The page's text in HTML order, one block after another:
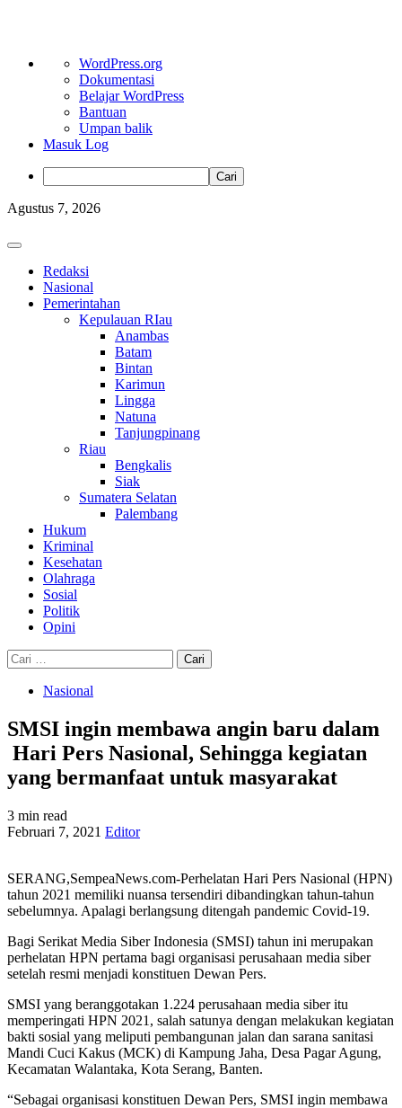
Tentang
WordPress
WordPress.org
Dokumentasi
Belajar WordPress
Bantuan
Umpan balik
Masuk Log
Cari
Skip
content
Agustus 7, 2026
Primary
Redaksi
Nasional
Pemerintahan
Kepulauan RIau
Anambas
Batam
Bintan
Karimun
Lingga
Natuna
Tanjungpinang
Riau
Bengkalis
Siak
Sumatera Selatan
Palembang
Hukum
Kriminal
Kesehatan
Olahraga
Sosial
Politik
Opini
Cari
untuk:
Nasional
SMSI ingin membawa angin baru dalam
Hari Pers Nasional, Sehingga kegiatan
yang bermanfaat untuk masyarakat
3 min read
Februari 7, 2021 Editor
SERANG,SempeaNews.com-Perhelatan Hari Pers Nasional (HPN)
tahun 2021 memiliki nuansa tersendiri dibandingkan tahun-tahun
sebelumnya. Apalagi berlangsung ditengah pandemic Covid-19.
Bagi Serikat Media Siber Indonesia (SMSI) tahun ini merupakan
perhelatan HPN pertama bagi organisasi perusahaan media siber
setelah resmi menjadi konstituen Dewan Pers.
SMSI yang beranggotakan 1.224 perusahaan media siber itu
memperingati HPN 2021, salah satunya dengan melakukan kegiatan
bakti sosial yang meliputi pembangunan jalan dan sarana sanitasi
Mandi Cuci Kakus (MCK) di Kampung Jaha, Desa Pagar Agung,
Kecamatan Walantaka, Kota Serang, Banten.
“Sebagai organisasi konstituen Dewan Pers, SMSI ingin membawa